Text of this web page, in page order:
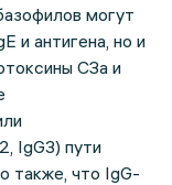
могут
и антигена, но и
СЗа и
IgG3) пути
также, что IgG-